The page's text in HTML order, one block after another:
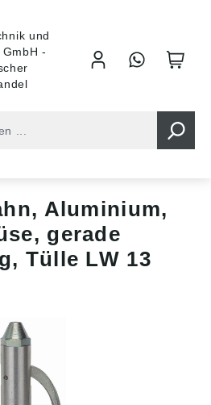
Aluminium,
gerade
Tülle LW 13